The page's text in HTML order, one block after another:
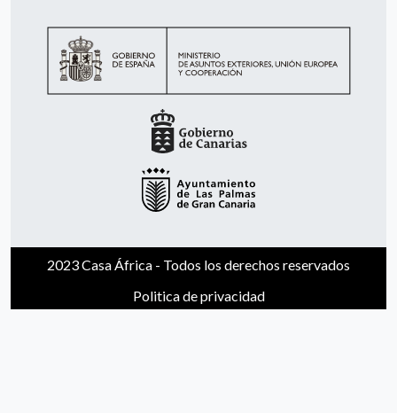
2023 Casa África - Todos los derechos reservados
Politica de privacidad